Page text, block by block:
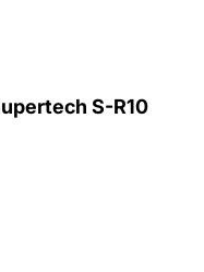
S-R10